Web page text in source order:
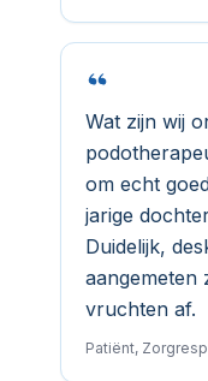
Wat zijn wij
om echt
jarige
Duidelijk,
aangemeten
vruchten af.
Patiënt,